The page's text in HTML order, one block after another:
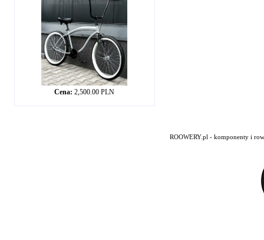
Cena: 2,500.00 PLN
ROOWERY.pl - komponenty i